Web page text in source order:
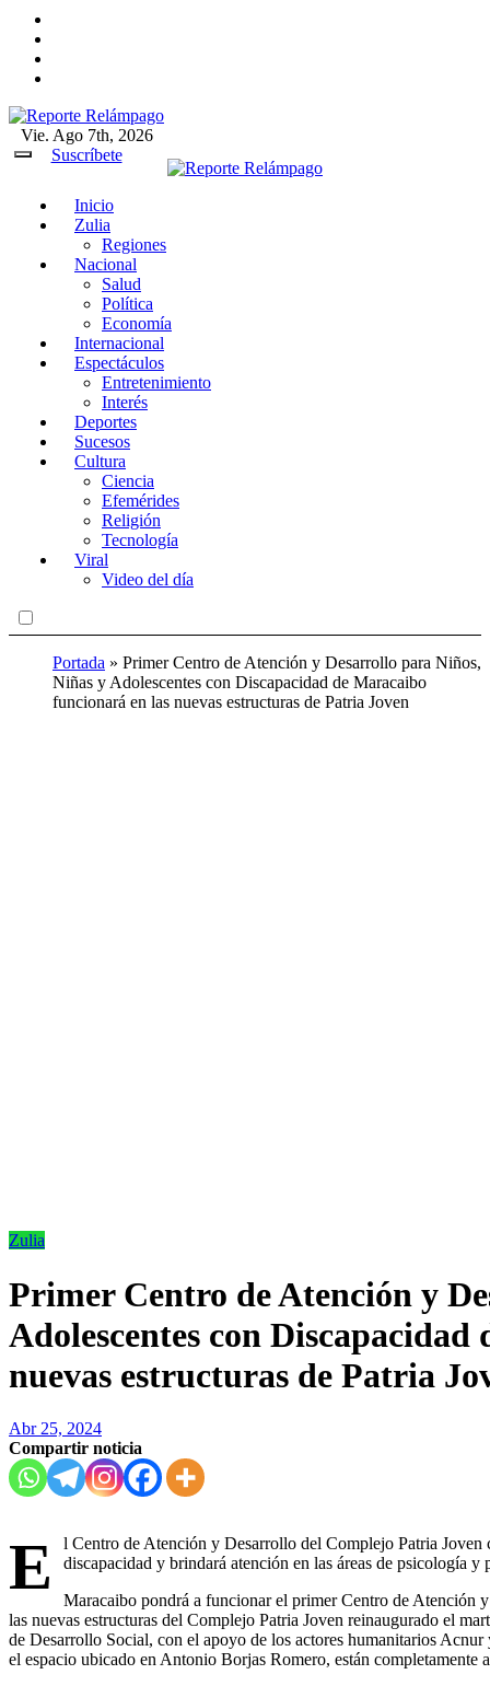
Reporte Relámpago
Claridad y rigor en cada noticia
Vie. Ago 7th, 2026
Suscríbete
Inicio
Zulia
Regiones
Nacional
Salud
Política
Economía
Internacional
Espectáculos
Entretenimiento
Interés
Deportes
Sucesos
Cultura
Ciencia
Efemérides
Religión
Tecnología
Viral
Video del día
Portada » Primer Centro de Atención y Desarrollo para Niños,
Niñas y Adolescentes con Discapacidad de Maracaibo
funcionará en las nuevas estructuras de Patria Joven
Zulia
Primer Centro de Atención y
Adolescentes con
nuevas estructuras de Patria
Abr 25, 2024
Compartir noticia
E
l Centro de Atención y Desarrollo del Complejo Patria Joven
discapacidad y brindará atención en las áreas de psicología y
Maracaibo pondrá a funcionar el primer Centro de Atención
las nuevas estructuras del Complejo Patria Joven reinaugurado el
de Desarrollo Social, con el apoyo de los actores humanitarios
el espacio ubicado en Antonio Borjas Romero, están completamente